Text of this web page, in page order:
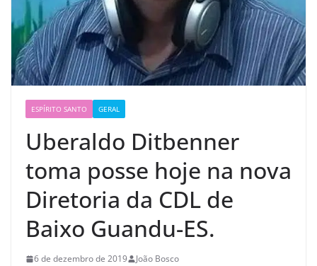
ESPÍRITO SANTO GERAL
Uberaldo Ditbenner
toma posse hoje na nova
Diretoria da CDL de
Baixo Guandu-ES.
6 de dezembro de 2019 João Bosco